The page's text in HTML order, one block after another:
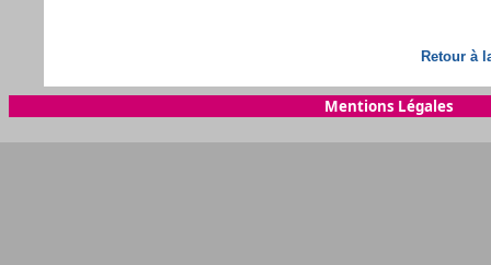
Retour à
Mentions Légales